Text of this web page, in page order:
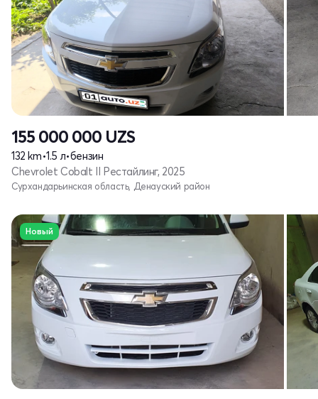
155 000 000 UZS
132 km•1.5 л•бензин
Chevrolet Cobalt II Рестайлинг, 2025
Сурхандарьинская область, Денауский район
Новый